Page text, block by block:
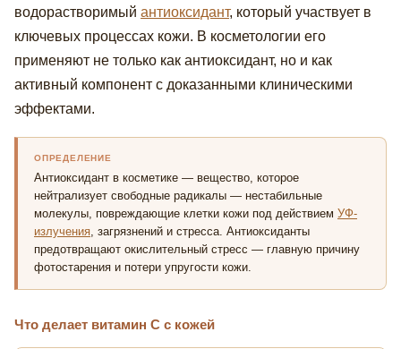
водорастворимый антиоксидант, который участвует в
ключевых процессах кожи. В косметологии его
применяют не только как антиоксидант, но и как
активный компонент с доказанными клиническими
эффектами.
ОПРЕДЕЛЕНИЕ
Антиоксидант в косметике — вещество, которое
нейтрализует свободные радикалы — нестабильные
молекулы, повреждающие клетки кожи под действием УФ-
излучения, загрязнений и стресса. Антиоксиданты
предотвращают окислительный стресс — главную причину
фотостарения и потери упругости кожи.
Что делает витамин С с кожей